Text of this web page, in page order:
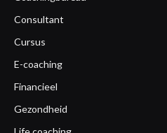
Consultant
Cursus
E-coaching
Financieel
Gezondheid